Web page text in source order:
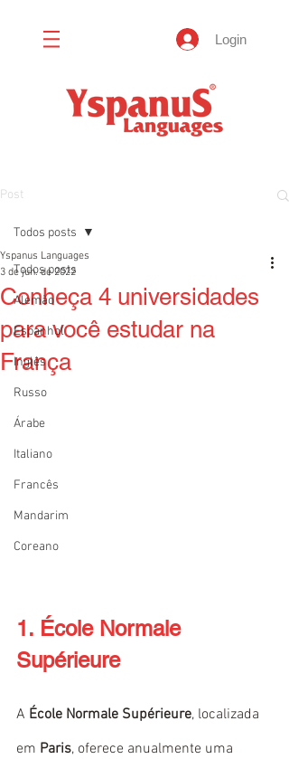
Login
Post
Todos posts
Alemão
Espanhol
Inglês
Russo
Árabe
Italiano
Francês
Mandarim
Coreano
Todos posts
Conheça 4 universidades
para você estudar na
França
Yspanus Languages
3 de jun. de 2022
1. École Normale
Supérieure
A École Normale Supérieure, localizada
em Paris, oferece anualmente uma